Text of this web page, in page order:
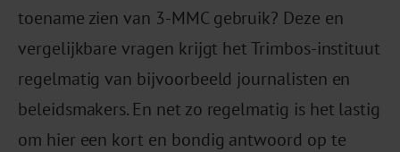
toename zien van 3-MMC gebruik? Deze en
vergelijkbare vragen krijgt het Trimbos-instituut
regelmatig van bijvoorbeeld journalisten en
beleidsmakers. En net zo regelmatig is het lastig
om hier een kort en bondig antwoord op te